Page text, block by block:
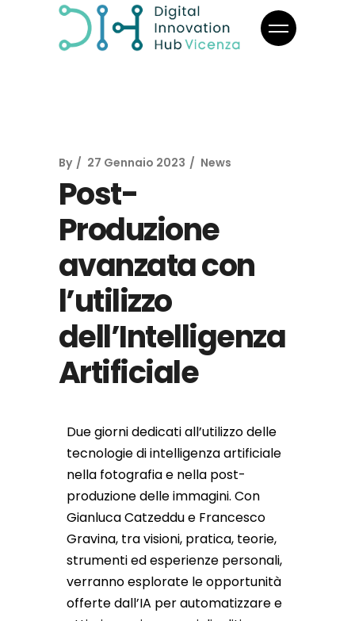
By 27 Gennaio 2023 News
Post-
Produzione
avanzata con
l’utilizzo
dell’Intelligenza
Artificiale
Due giorni dedicati all’utilizzo delle
tecnologie di intelligenza artificiale
nella fotografia e nella post-
produzione delle immagini. Con
Gianluca Catzeddu e Francesco
Gravina, tra visioni, pratica, teorie,
strumenti ed esperienze personali,
verranno esplorate le opportunità
offerte dall’IA per automatizzare e